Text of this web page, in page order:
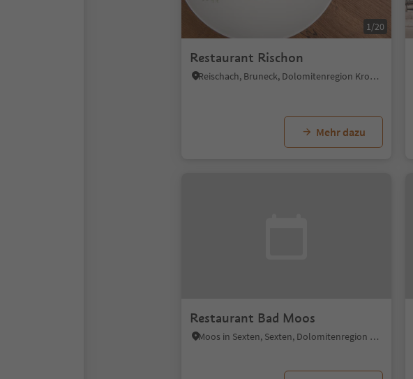
1/20
Restaurant Rischon
Reischach, Bruneck, Dolomitenregion Kronplatz
Mehr dazu
Restaurant Bad Moos
Moos in Sexten, Sexten, Dolomitenregion 3 Zinnen